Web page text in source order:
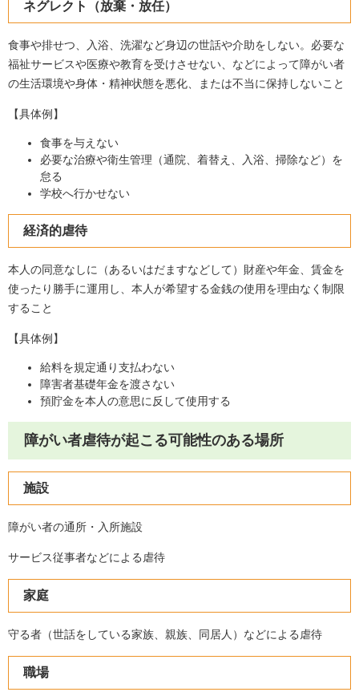
ネグレクト（放棄・放任）
食事や排せつ、入浴、洗濯など身辺の世話や介助をしない。必要な
福祉サービスや医療や教育を受けさせない、などによって障がい者
の生活環境や身体・精神状態を悪化、または不当に保持しないこと
【具体例】
食事を与えない
必要な治療や衛生管理（通院、着替え、入浴、掃除など）を
怠る
学校へ行かせない
経済的虐待
本人の同意なしに（あるいはだますなどして）財産や年金、賃金を
使ったり勝手に運用し、本人が希望する金銭の使用を理由なく制限
すること
【具体例】
給料を規定通り支払わない
障害者基礎年金を渡さない
預貯金を本人の意思に反して使用する
障がい者虐待が起こる可能性のある場所
施設
障がい者の通所・入所施設
サービス従事者などによる虐待
家庭
守る者（世話をしている家族、親族、同居人）などによる虐待
職場